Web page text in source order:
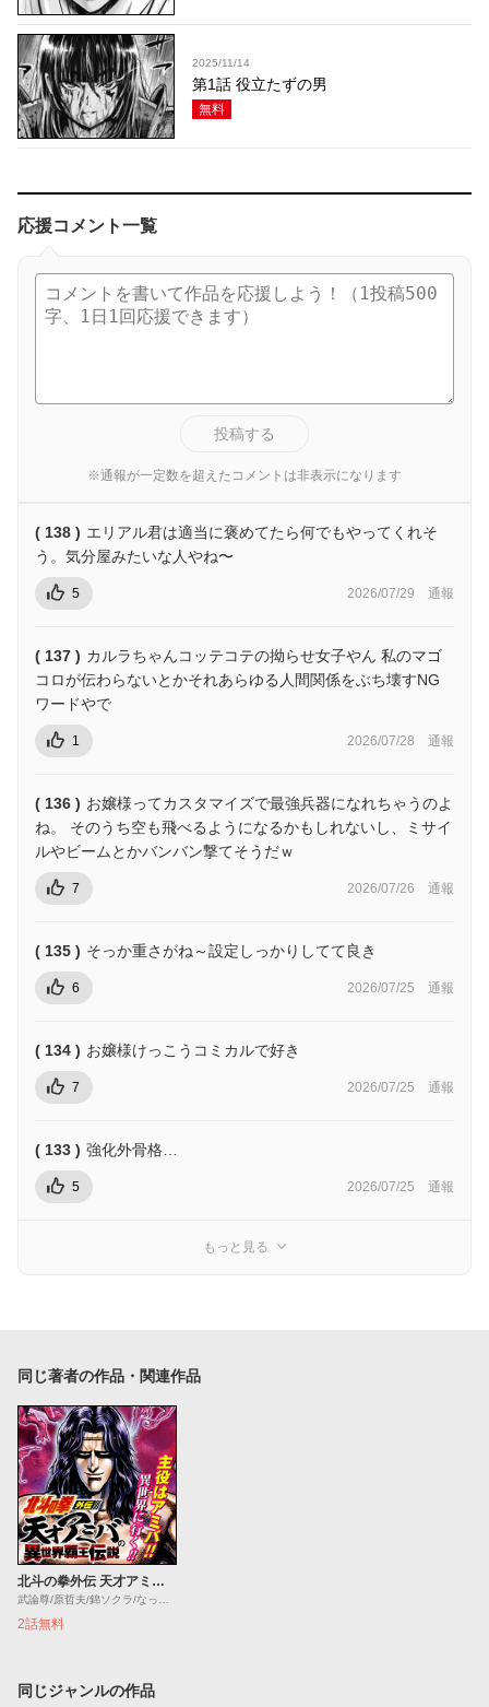
2025/11/14
第1話 役立たずの男
無料
応援コメント一覧
投稿する
※通報が一定数を超えたコメントは非表示になります
( 138 ) エリアル君は適当に褒めてたら何でもやってくれそ
う。気分屋みたいな人やね〜
5 2026/07/29 通報
( 137 ) カルラちゃんコッテコテの拗らせ女子やん 私のマゴ
コロが伝わらないとかそれあらゆる人間関係をぶち壊すNG
ワードやで
1 2026/07/28 通報
( 136 ) お嬢様ってカスタマイズで最強兵器になれちゃうのよ
ね。 そのうち空も飛べるようになるかもしれないし、ミサイ
ルやビームとかバンバン撃てそうだｗ
7 2026/07/26 通報
( 135 ) そっか重さがね～設定しっかりしてて良き
6 2026/07/25 通報
( 134 ) お嬢様けっこうコミカルで好き
7 2026/07/25 通報
( 133 ) 強化外骨格…
5 2026/07/25 通報
もっと見る
同じ著者の作品・関連作品
北斗の拳外伝 天才アミバの異世界覇王伝説
2話無料
同じジャンルの作品